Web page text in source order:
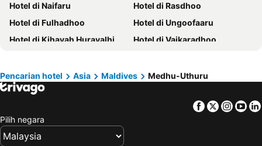
Hotel di Shanghai
Hotel di Koh Lipe
Hotel di Pulau Perhentian
Hotel di Perak
Hotel di Bali
Hotel di Negeri Sembilan
Hotel di Sabah
Hotel di Al Madinah Region
Hotel di Naifaru
Hotel di Rasdhoo
Hotel di Fulhadhoo
Hotel di Ungoofaaru
Hotel di Kihavah Huravalhi
Hotel di Vaikaradhoo
Hotel di Maamingili
Hotel di Maalhos
Pencarian hotel Asia Maldives Medhu-Uthuru
Facebook
Twitter
Pilih negara